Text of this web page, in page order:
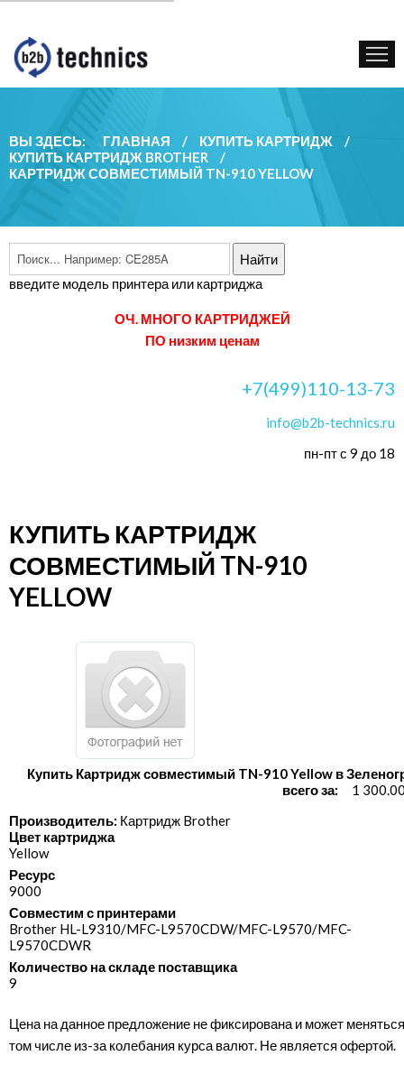
КУПИТЬ КАРТРИДЖ
ГОС. УЧРЕЖДЕНИЯМ
КОНТАКТЫ
ВЫ ЗДЕСЬ: ГЛАВНАЯ / КУПИТЬ КАРТРИДЖ
/
КУПИТЬ КАРТРИДЖ BROTHER
/
КАРТРИДЖ СОВМЕСТИМЫЙ TN-910 YELLOW
введите модель принтера или картриджа
ОЧ. МНОГО КАРТРИДЖЕЙ
ПО низким ценам
+7(499)110-13-73
info@b2b-technics.ru
пн-пт с 9 до 18
КУПИТЬ КАРТРИДЖ
СОВМЕСТИМЫЙ TN-910
YELLOW
Купить Картридж совместимый TN-910 Yellow в
всего за:
1
Производитель: Картридж Brother
Цвет картриджа
Yellow
Ресурс
9000
Совместим с принтерами
Brother HL-L9310/​MFC-L9570CDW/​MFC-L9570/​MFC-
L9570CDWR
Количество на складе поставщика
9
Цена на данное предложение не фиксирована и может
том числе из-за колебания курса валют. Не является офертой.